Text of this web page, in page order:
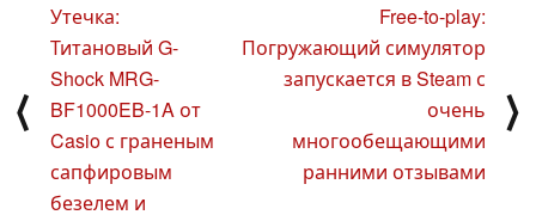
⟨
Утечка:
Титановый G-
Shock MRG-
BF1000EB-1A от
Casio с граненым
сапфировым
безелем и
Free-to-play:
Погружающий симулятор
запускается в Steam с
очень
многообещающими
ранними отзывами
⟩